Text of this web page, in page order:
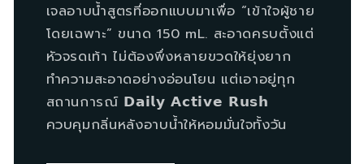
เจลอาบน้ำสูตรที่ออกแบบมาเพื่อ “เข้าใจผู้ชาย
โดยเฉพาะ” ขนาด 150 mL. สะอาดครบตั้งแต่
หัวจรดเท้า ไม่ต้องพึ่งหลายขวดให้ยุ่งยาก
ทำความสะอาดอย่างอ่อนโยน แต่เอาอยู่ทุก
สถานการณ์ 𝗗𝗮𝗶𝗹𝘆 𝗔𝗰𝘁𝗶𝘃𝗲 𝗥𝘂𝘀𝗵
ควบคุมกลิ่นหลังอาบน้ำให้หอมมั่นใจทั้งวัน